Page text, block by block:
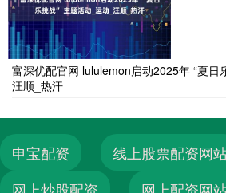
富深优配官网 lululemon启动2025年 “夏日
汪顺_热汗
申宝配资
线上股票配资网